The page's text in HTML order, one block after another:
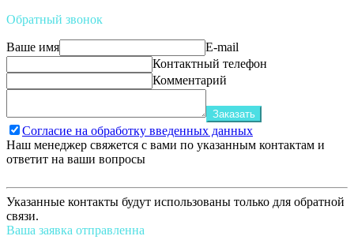
Обратный звонок
Ваше имя
E-mail
Контактный телефон
Комментарий
Заказать
Согласие на обработку введенных данных
Наш менеджер свяжется с вами по указанным контактам и
ответит на ваши вопросы
Указанные контакты будут использованы только для обратной
связи.
Ваша заявка отправленна